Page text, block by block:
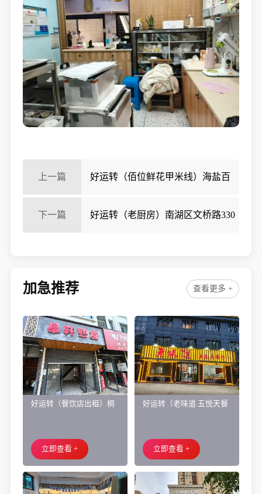
上一篇 好运转（佰位鲜花甲米线）海盐百
步大型酒店旁小吃店转让
下一篇 好运转（老厨房）南湖区文桥路330
加急推荐 查看更多 +
好运转（餐饮店出租）桐
面旺铺出租
立即查看 +
好运转（老味道.五悦天餐
让、主要房租低
立即查看 +